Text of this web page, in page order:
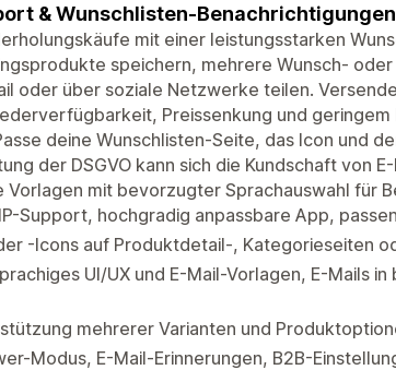
& Wunschlisten-Benachrichtigungen
mit einer leistungsstarken
speichern, mehrere Wunsch-
oder über soziale Netzwerke teilen.
Preissenkung und
deine Wunschlisten-Seite, das Icon und
der DSGVO kann sich die Kundschaft von
mit bevorzugter Sprachauswahl für
Support, hochgradig anpassbare App,
-Icons auf Produktdetail-, Kategorieseiten
UI/UX und E-Mail-Vorlagen, E-Mails
mehrerer Varianten und
Modus, E-Mail-Erinnerungen, B2B-